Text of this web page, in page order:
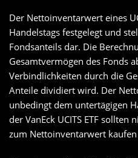
Der Nettoinventarwert eines
Handelstags festgelegt und
Fondsanteils dar. Die
Gesamtvermögen des Fonds
Verbindlichkeiten durch die
Anteile dividiert wird. Der
unbedingt dem untertägigen
der VanEck UCITS ETF
zum Nettoinventarwert